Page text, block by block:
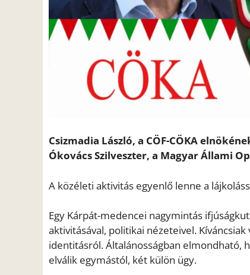
Csizmadia László, a CÖF-CÖKA
Ókovács Szilveszter, a Magyar Állami
A közéleti aktivitás egyenlő lenne a
Egy Kárpát-medencei nagymintás
aktivitásával, politikai nézeteivel.
identitásról. Általánosságban elmondható,
elválik egymástól, két külön ügy.